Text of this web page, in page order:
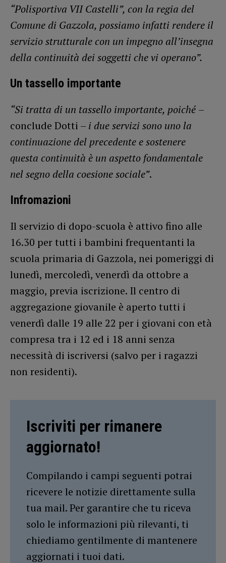
“Polisportiva VII Castelli”, con la regia del
Comune di Gazzola, possiamo infatti rendere il
servizio strutturale con un impegno all’insegna
della continuità dei soggetti che vi operano”.
Un tassello importante
“Si tratta di un tassello importante, poiché–
conclude Dotti – i due servizi sono uno la
continuazione del precedente e sostenere
questa continuità è un aspetto fondamentale
nel segno della coesione sociale”.
Infromazioni
Il servizio di dopo-scuola è attivo fino alle
16.30 per tutti i bambini frequentanti la
scuola primaria di Gazzola, nei pomeriggi di
lunedì, mercoledì, venerdì da ottobre a
maggio, previa iscrizione. Il centro di
aggregazione giovanile è aperto tutti i
venerdì dalle 19 alle 22 per i giovani con età
compresa tra i 12 ed i 18 anni senza
necessità di iscriversi (salvo per i ragazzi
non residenti).
Iscriviti per rimanere
aggiornato!
Compilando i campi seguenti potrai
ricevere le notizie direttamente sulla
tua mail. Per garantire che tu riceva
solo le informazioni più rilevanti, ti
chiediamo gentilmente di mantenere
aggiornati i tuoi dati.